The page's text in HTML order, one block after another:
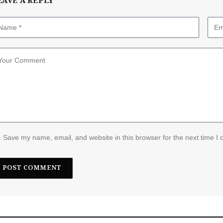
Save my name, email, and website in this browser for the next time I